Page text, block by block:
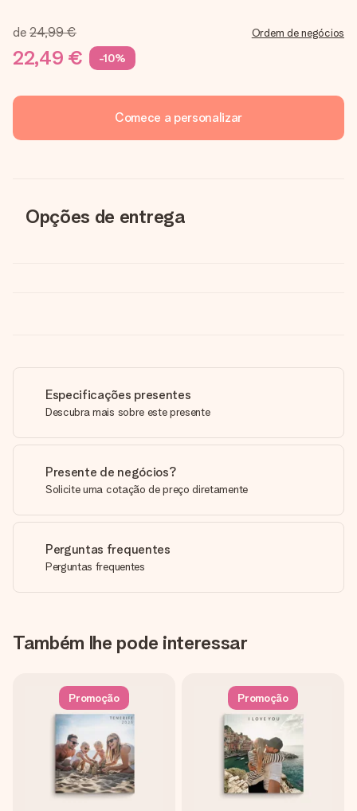
de 24,99 €
22,49 € -10%
Ordem de negócios
Comece a personalizar
Opções de entrega
Especificações presentes
Descubra mais sobre este presente
Presente de negócios?
Solicite uma cotação de preço diretamente
Perguntas frequentes
Perguntas frequentes
Também lhe pode interessar
Promoção Promoção